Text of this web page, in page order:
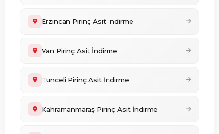
Erzincan Pirinç Asit İndirme
Van Pirinç Asit İndirme
Tunceli Pirinç Asit İndirme
Kahramanmaraş Pirinç Asit İndirme